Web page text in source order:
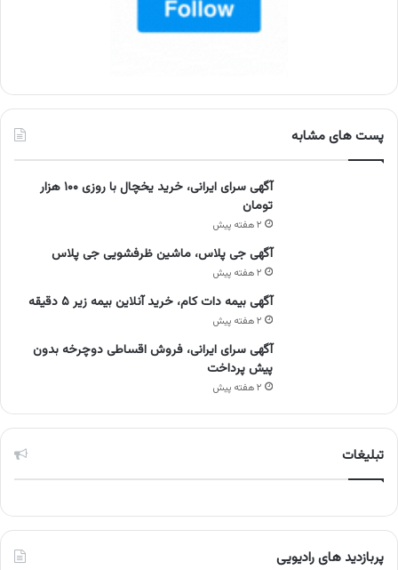
پست های مشابه
آگهی سرای ایرانی، خرید یخچال با روزی ۱۰۰ هزار
تومان
۲ هفته پیش
آگهی جی پلاس، ماشین ظرفشویی جی پلاس
۲ هفته پیش
آگهی بیمه دات کام، خرید آنلاین بیمه زیر ۵ دقیقه
۲ هفته پیش
آگهی سرای ایرانی، فروش اقساطی دوچرخه بدون
پیش پرداخت
۲ هفته پیش
تبلیغات
پربازدید های رادیویی